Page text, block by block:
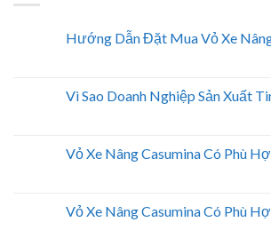
Hướng Dẫn Đặt Mua Vỏ Xe
Vì Sao Doanh Nghiệp Sản Xuất
Vỏ Xe Nâng Casumina Có Phù
Vỏ Xe Nâng Casumina Có Phù